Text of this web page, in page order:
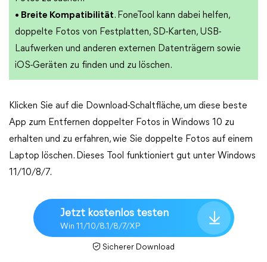
• Breite Kompatibilität. FoneTool kann dabei helfen,
doppelte Fotos von Festplatten, SD-Karten, USB-
Laufwerken und anderen externen Datenträgern sowie
iOS-Geräten zu finden und zu löschen.
Klicken Sie auf die Download-Schaltfläche, um diese beste
App zum Entfernen doppelter Fotos in Windows 10 zu
erhalten und zu erfahren, wie Sie doppelte Fotos auf einem
Laptop löschen. Dieses Tool funktioniert gut unter Windows
11/10/8/7.
Jetzt kostenlos testen
Win 11/10/8.1/8/7/XP
Sicherer Download